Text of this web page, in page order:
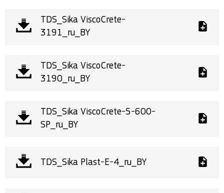
TDS_Sika ViscoCrete-
3191_ru_BY
TDS_Sika ViscoCrete-
3190_ru_BY
TDS_Sika ViscoCrete-5-600-
SP_ru_BY
TDS_Sika Plast-E-4_ru_BY